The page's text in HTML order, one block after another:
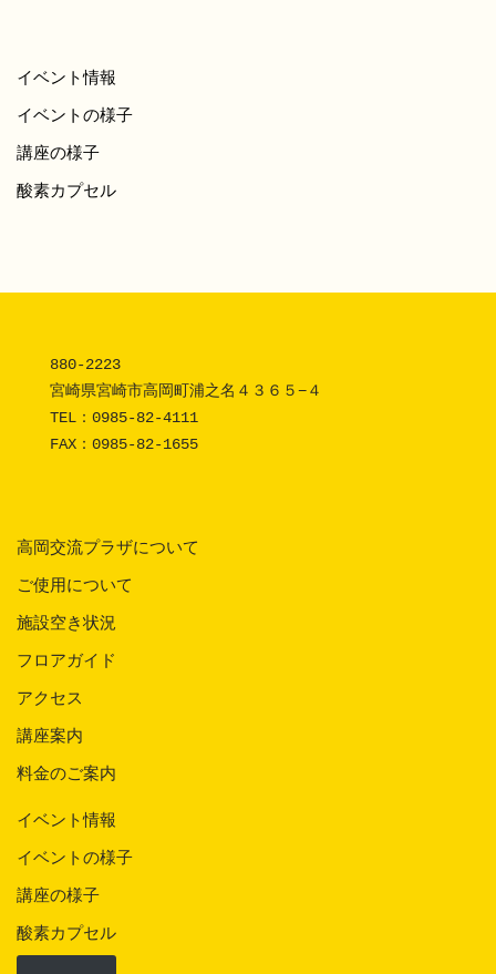
イベント情報
イベントの様子
講座の様子
酸素カプセル
880-2223
宮崎県宮崎市高岡町浦之名４３６５−４
TEL： 0985-82-4111
FAX：0985-82-1655
高岡交流プラザについて
ご使用について
施設空き状況
フロアガイド
アクセス
講座案内
料金のご案内
イベント情報
イベントの様子
講座の様子
酸素カプセル